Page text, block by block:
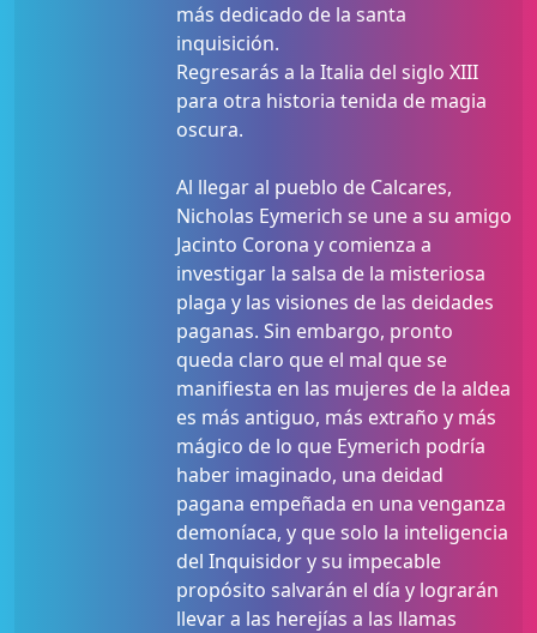
más dedicado de la santa
inquisición.
Regresarás a la Italia del siglo XIII
para otra historia tenida de magia
oscura.
Al llegar al pueblo de Calcares,
Nicholas Eymerich se une a su amigo
Jacinto Corona y comienza a
investigar la salsa de la misteriosa
plaga y las visiones de las deidades
paganas. Sin embargo, pronto
queda claro que el mal que se
manifiesta en las mujeres de la aldea
es más antiguo, más extraño y más
mágico de lo que Eymerich podría
haber imaginado, una deidad
pagana empeñada en una venganza
demoníaca, y que solo la inteligencia
del Inquisidor y su impecable
propósito salvarán el día y lograrán
llevar a las herejías a las llamas